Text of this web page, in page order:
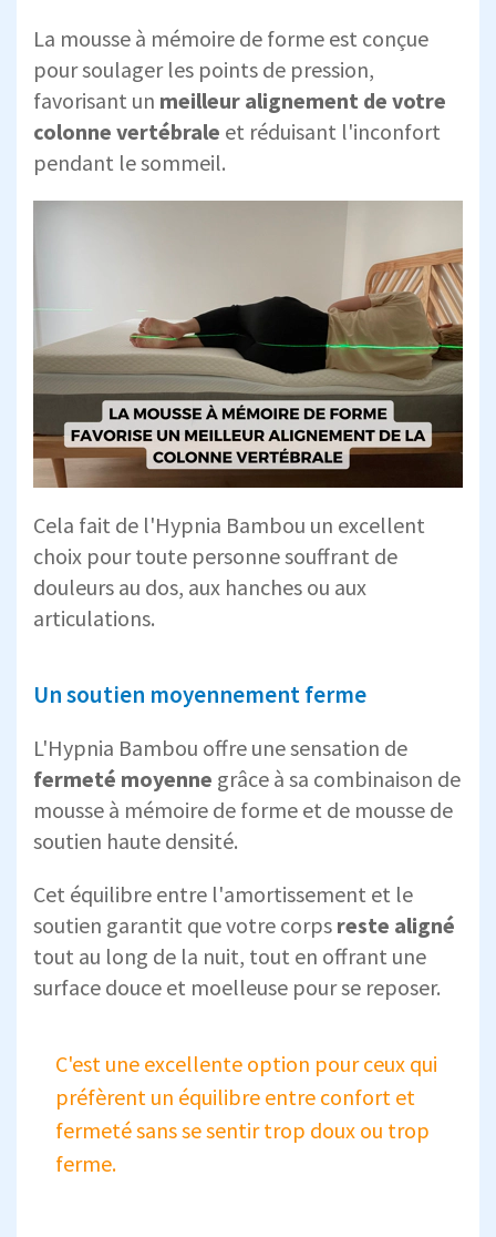
La mousse à mémoire de forme est conçue
pour soulager les points de pression,
favorisant un meilleur alignement de votre
colonne vertébrale et réduisant l'inconfort
pendant le sommeil.
Cela fait de l'Hypnia Bambou un excellent
choix pour toute personne souffrant de
douleurs au dos, aux hanches ou aux
articulations.
Un soutien moyennement ferme
L'Hypnia Bambou offre une sensation de
fermeté moyenne grâce à sa combinaison de
mousse à mémoire de forme et de mousse de
soutien haute densité.
Cet équilibre entre l'amortissement et le
soutien garantit que votre corps reste aligné
tout au long de la nuit, tout en offrant une
surface douce et moelleuse pour se reposer.
C'est une excellente option pour ceux qui
préfèrent un équilibre entre confort et
fermeté sans se sentir trop doux ou trop
ferme.